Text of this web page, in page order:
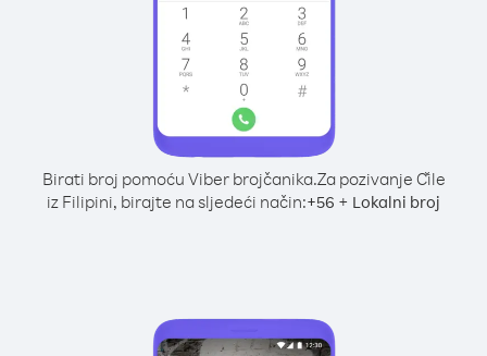
Birati broj pomoću Viber brojčanika.Za pozivanje Čile
iz Filipini, birajte na sljedeći način:+56 + Lokalni broj